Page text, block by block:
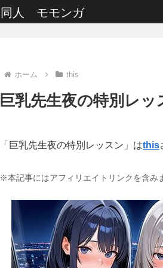
同人 モモンガ
ホーム this
巨乳先生夜の特別レッ
「巨乳先生夜の特別レッスン」はthis
※本記事にはアフィリエイトリンクを含み